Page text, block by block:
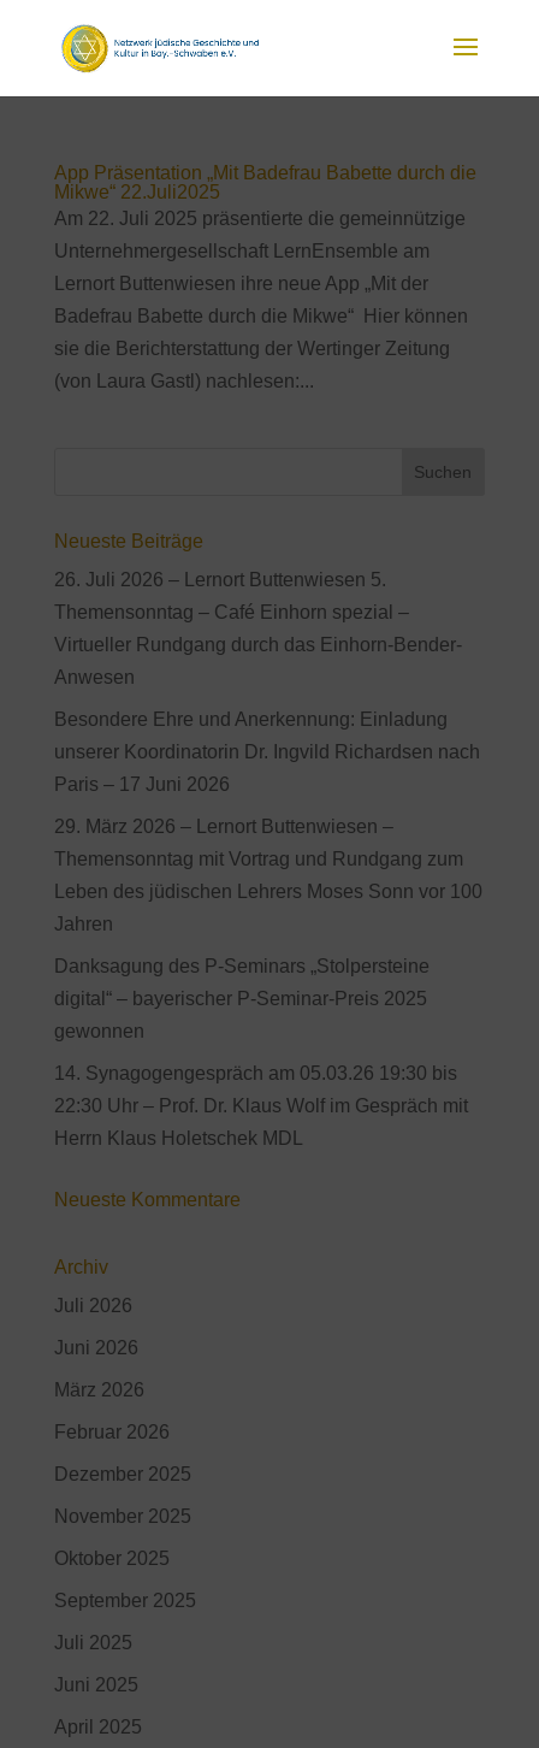
App Präsentation „Mit Badefrau Babette durch die
Mikwe“ 22.Juli2025
Am 22. Juli 2025 präsentierte die gemeinnützige
Unternehmergesellschaft LernEnsemble am
Lernort Buttenwiesen ihre neue App „Mit der
Badefrau Babette durch die Mikwe“ Hier können
sie die Berichterstattung der Wertinger Zeitung
(von Laura Gastl) nachlesen:...
Neueste Beiträge
26. Juli 2026 – Lernort Buttenwiesen 5.
Themensonntag – Café Einhorn spezial –
Virtueller Rundgang durch das Einhorn-Bender-
Anwesen
Besondere Ehre und Anerkennung: Einladung
unserer Koordinatorin Dr. Ingvild Richardsen nach
Paris – 17 Juni 2026
29. März 2026 – Lernort Buttenwiesen –
Themensonntag mit Vortrag und Rundgang zum
Leben des jüdischen Lehrers Moses Sonn vor 100
Jahren
Danksagung des P-Seminars „Stolpersteine
digital“ – bayerischer P-Seminar-Preis 2025
gewonnen
14. Synagogengespräch am 05.03.26 19:30 bis
22:30 Uhr – Prof. Dr. Klaus Wolf im Gespräch mit
Herrn Klaus Holetschek MDL
Neueste Kommentare
Archiv
Juli 2026
Juni 2026
März 2026
Februar 2026
Dezember 2025
November 2025
Oktober 2025
September 2025
Juli 2025
Juni 2025
April 2025